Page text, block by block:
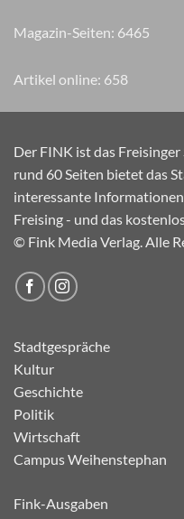
Magazin-Seiten: 7285
Artikel online: 658
Der FINK ist das
rund 60 Seiten bietet das
interessante
Freising - und das
© Fink Media Verlag. Alle
Stadtgespräche
Kultur
Geschichte
Politik
Wirtschaft
Campus Weihenstephan
Fink-Ausgaben